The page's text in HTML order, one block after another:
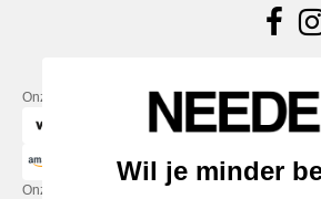
Onze financiële partners
Onze transporteurs
Wil je minder